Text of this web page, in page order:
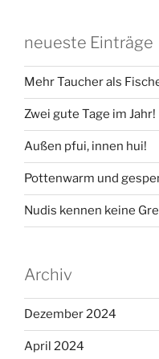
neueste Einträge
Mehr Taucher als
Zwei gute Tage im Jahr!
Außen pfui, innen hui!
Pottenwarm und
Nudis kennen keine
Archiv
Dezember 2024
April 2024